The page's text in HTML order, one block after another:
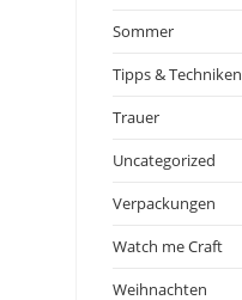
Sommer
Tipps & Techniken
Trauer
Uncategorized
Verpackungen
Watch me Craft
Weihnachten